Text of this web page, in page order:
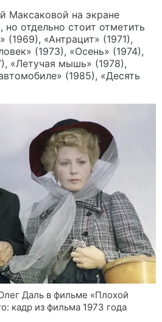
Максаковой на экране
отдельно стоит отметить
«Антрацит» (1971),
(1973), «Осень» (1974),
«Летучая мышь» (1978),
(1985), «Десять
Даль в фильме «Плохой
кадр из фильма 1973 года